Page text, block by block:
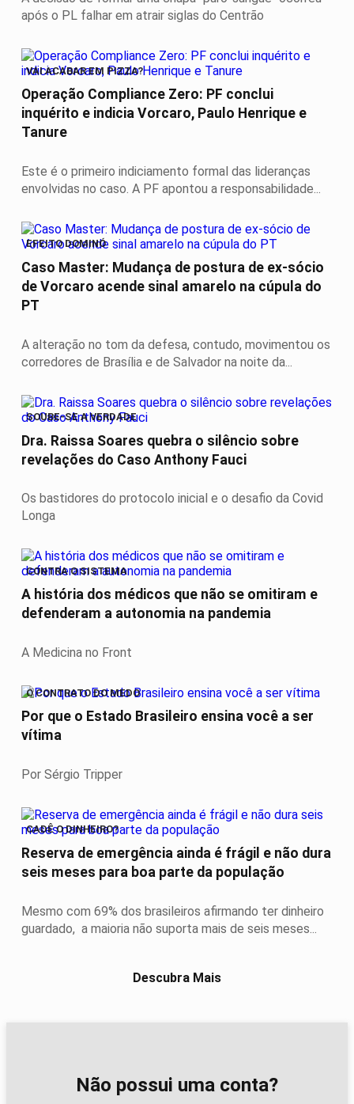
após o PL falhar em atrair siglas do Centrão
VAI ACABAR EM PIZZA?
Operação Compliance Zero: PF conclui
inquérito e indicia Vorcaro, Paulo Henrique e
Tanure
Este é o primeiro indiciamento formal das lideranças
envolvidas no caso. A PF apontou a responsabilidade...
EFEITO DOMINÓ
Caso Master: Mudança de postura de ex-sócio
de Vorcaro acende sinal amarelo na cúpula do
PT
A alteração no tom da defesa, contudo, movimentou os
corredores de Brasília e de Salvador na noite da...
SOUBE-SE A VERDADE
Dra. Raissa Soares quebra o silêncio sobre
revelações do Caso Anthony Fauci
Os bastidores do protocolo inicial e o desafio da Covid
Longa
CONTRA O SISTEMA
A história dos médicos que não se omitiram e
defenderam a autonomia na pandemia
A Medicina no Front
O CONTRATO DO MEDO
Por que o Estado Brasileiro ensina você a ser
vítima
Por Sérgio Tripper
CADÊ O DINHEIRO?
Reserva de emergência ainda é frágil e não dura
seis meses para boa parte da população
Mesmo com 69% dos brasileiros afirmando ter dinheiro
guardado, a maioria não suporta mais de seis meses...
Descubra Mais
Não possui uma conta?